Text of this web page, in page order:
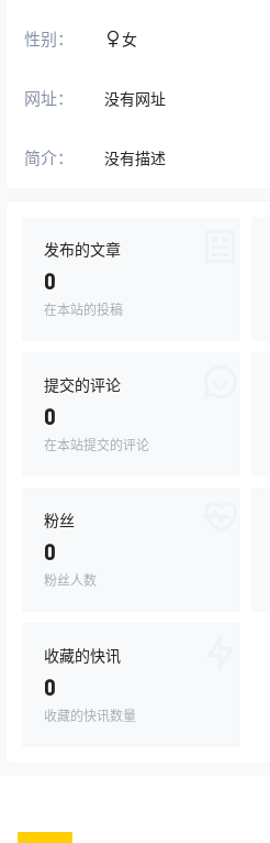
性别： 女
网址： 没有网址
简介： 没有描述
发布的文章
0
在本站的投稿
提交的评论
0
在本站提交的评论
粉丝
0
粉丝人数
收藏的快讯
0
收藏的快讯数量